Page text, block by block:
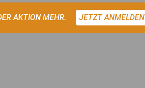
AKTION MEHR. JETZT ANMELDEN